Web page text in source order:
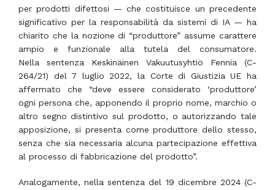
per prodotti difettosi — che costituisce un precedente
significativo per la responsabilità da sistemi di IA — ha
chiarito che la nozione di “produttore” assume carattere
ampio e funzionale alla tutela del consumatore.
Nella sentenza Keskinäinen Vakuutusyhtiö Fennia (C-
264/21) del 7 luglio 2022, la Corte di Giustizia UE ha
affermato che “deve essere considerato ‘produttore’
ogni persona che, apponendo il proprio nome, marchio o
altro segno distintivo sul prodotto, o autorizzando tale
apposizione, si presenta come produttore dello stesso,
senza che sia necessaria alcuna partecipazione effettiva
al processo di fabbricazione del prodotto”.
Analogamente, nella sentenza del 19 dicembre 2024 (C-